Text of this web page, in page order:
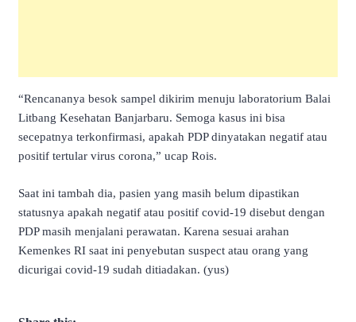
“Rencananya besok sampel dikirim menuju laboratorium Balai
Litbang Kesehatan Banjarbaru. Semoga kasus ini bisa
secepatnya terkonfirmasi, apakah PDP dinyatakan negatif atau
positif tertular virus corona,” ucap Rois.
Saat ini tambah dia, pasien yang masih belum dipastikan
statusnya apakah negatif atau positif covid-19 disebut dengan
PDP masih menjalani perawatan. Karena sesuai arahan
Kemenkes RI saat ini penyebutan suspect atau orang yang
dicurigai covid-19 sudah ditiadakan. (yus)